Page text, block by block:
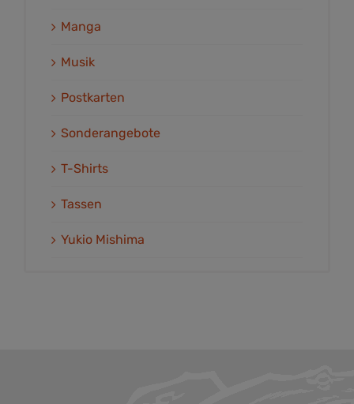
Manga
Musik
Postkarten
Sonderangebote
T-Shirts
Tassen
Yukio Mishima